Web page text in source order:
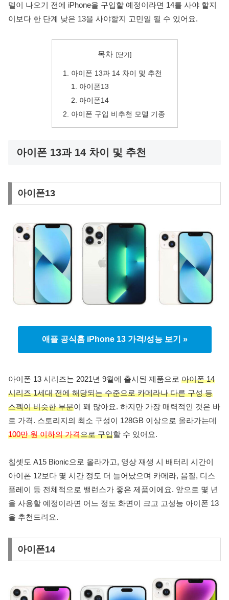
델이 나오기 전에 iPhone을 구입할 예정이라면 14를 사야 할지
이보다 한 단계 낮은 13을 사야할지 고민일 될 수 있어요.
목차
아이폰 13과 14 차이 및 추천
아이폰13
아이폰14
아이폰 구입 비추천 모델 기종
아이폰 13과 14 차이 및 추천
아이폰13
애플 공식홈 iPhone 13 가격/성능 보기 »
아이폰 13 시리즈는 2021년 9월에 출시된 제품으로 아이폰 14
시리즈 1세대 전에 해당되는 수준으로 카메라나 다른 구성 등
스펙이 비슷한 부분이 꽤 많아요. 하지만 가장 매력적인 것은 바
로 가격. 스토리지의 최소 구성이 128GB 이상으로 올라가는데
100만 원 이하의 가격으로 구입할 수 있어요.
칩셋도 A15 Bionic으로 올라가고, 영상 재생 시 배터리 시간이
아이폰 12보다 몇 시간 정도 더 늘어났으며 카메라, 음질, 디스
플레이 등 전체적으로 밸런스가 좋은 제품이에요. 앞으로 몇 년
을 사용할 예정이라면 어느 정도 화면이 크고 고성능 아이폰 13
을 추천드려요.
아이폰14